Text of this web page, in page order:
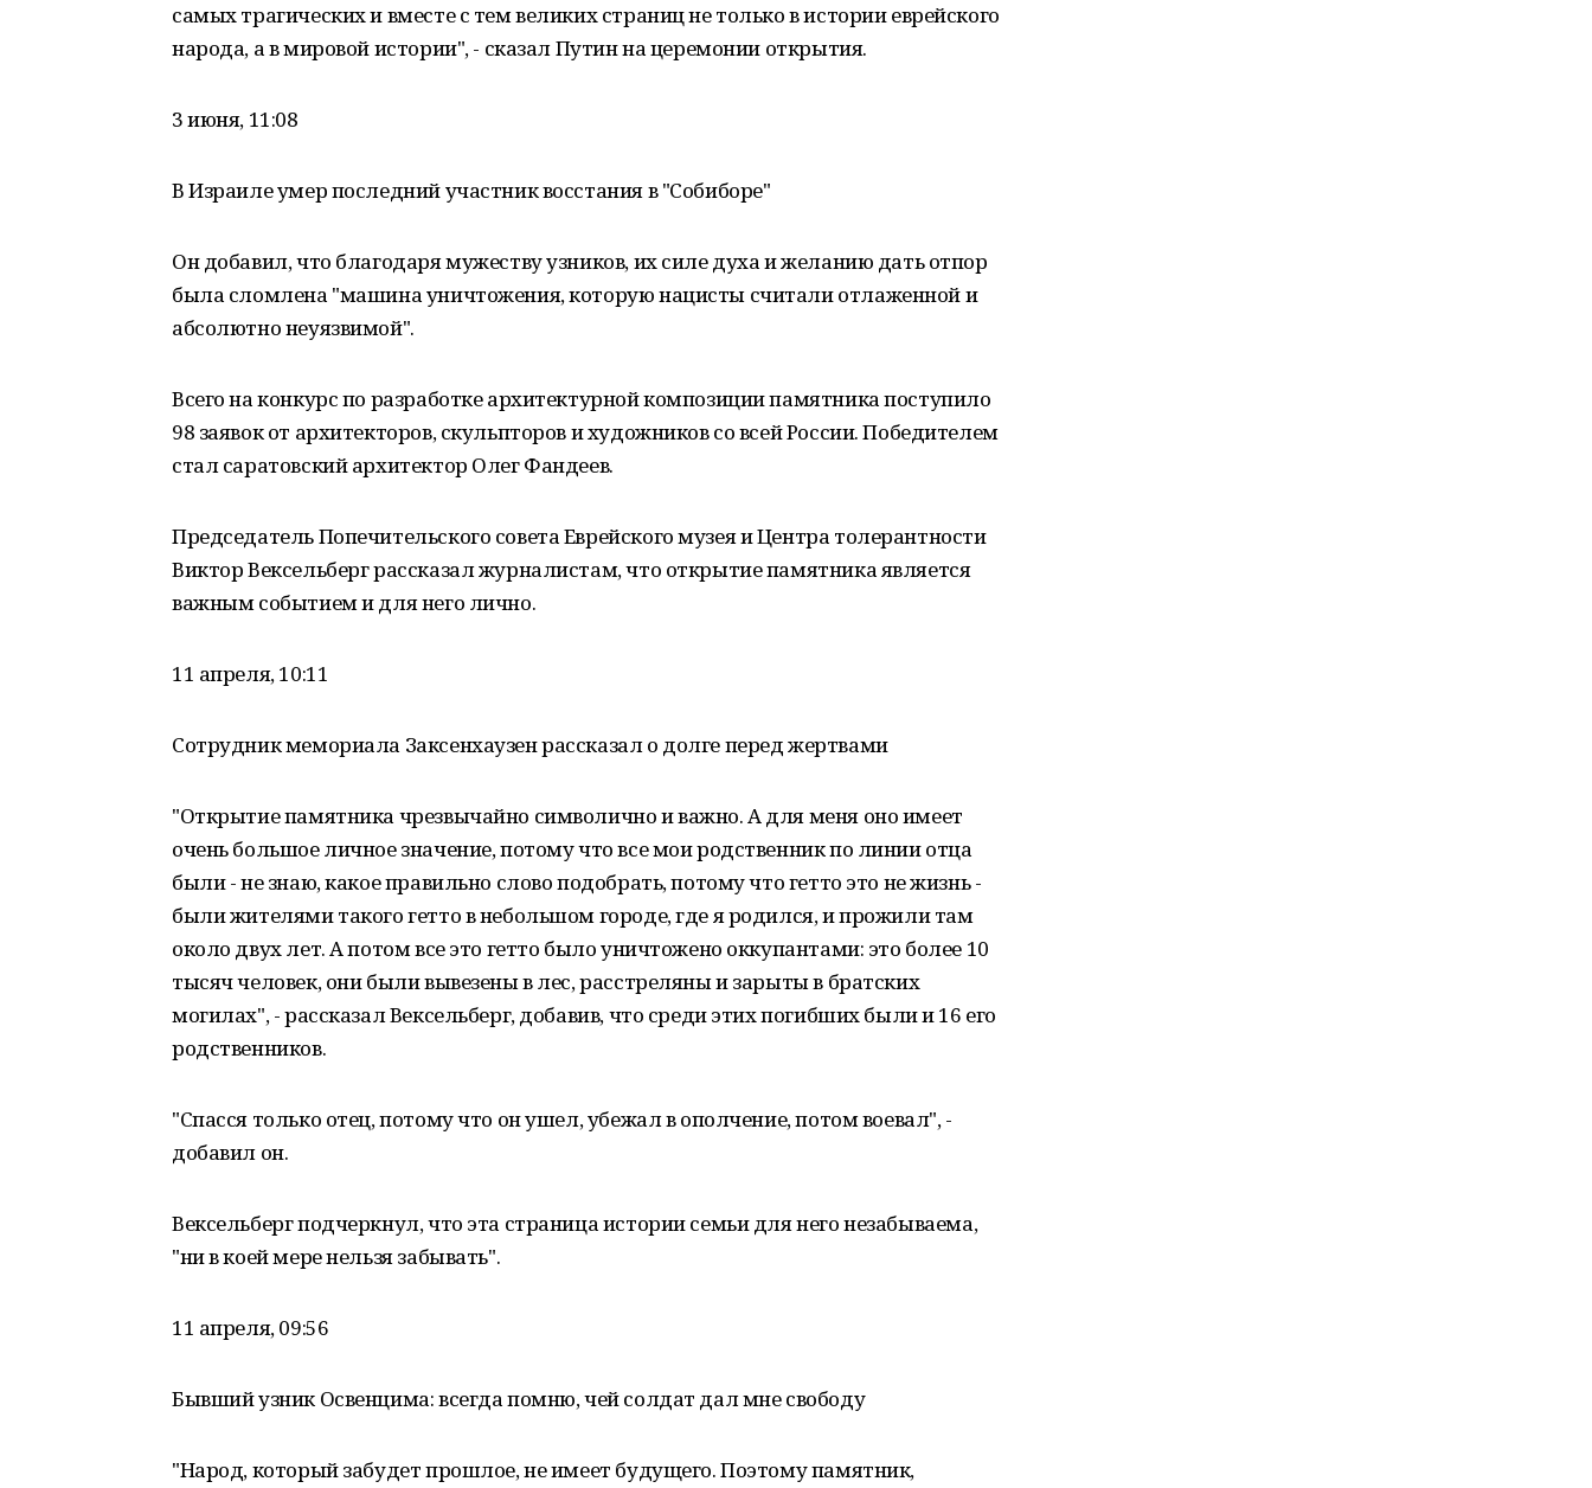
самых трагических и вместе с тем великих страниц не только в истории еврейского
народа, а в мировой истории", - сказал Путин на церемонии открытия.
3 июня, 11:08
В Израиле умер последний участник восстания в "Собиборе"
Он добавил, что благодаря мужеству узников, их силе духа и желанию дать отпор
была сломлена "машина уничтожения, которую нацисты считали отлаженной и
абсолютно неуязвимой".
Всего на конкурс по разработке архитектурной композиции памятника поступило
98 заявок от архитекторов, скульпторов и художников со всей России. Победителем
стал саратовский архитектор Олег Фандеев.
Председатель Попечительского совета Еврейского музея и Центра толерантности
Виктор Вексельберг рассказал журналистам, что открытие памятника является
важным событием и для него лично.
11 апреля, 10:11
Сотрудник мемориала Заксенхаузен рассказал о долге перед жертвами
"Открытие памятника чрезвычайно символично и важно. А для меня оно имеет
очень большое личное значение, потому что все мои родственник по линии отца
были - не знаю, какое правильно слово подобрать, потому что гетто это не жизнь -
были жителями такого гетто в небольшом городе, где я родился, и прожили там
около двух лет. А потом все это гетто было уничтожено оккупантами: это более 10
тысяч человек, они были вывезены в лес, расстреляны и зарыты в братских
могилах", - рассказал Вексельберг, добавив, что среди этих погибших были и 16 его
родственников.
"Спасся только отец, потому что он ушел, убежал в ополчение, потом воевал", -
добавил он.
Вексельберг подчеркнул, что эта страница истории семьи для него незабываема,
"ни в коей мере нельзя забывать".
11 апреля, 09:56
Бывший узник Освенцима: всегда помню, чей солдат дал мне свободу
"Народ, который забудет прошлое, не имеет будущего. Поэтому памятник,